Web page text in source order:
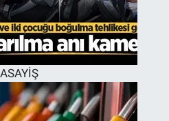
ASAYİŞ
EĞİTİM
ÖZEL HABER